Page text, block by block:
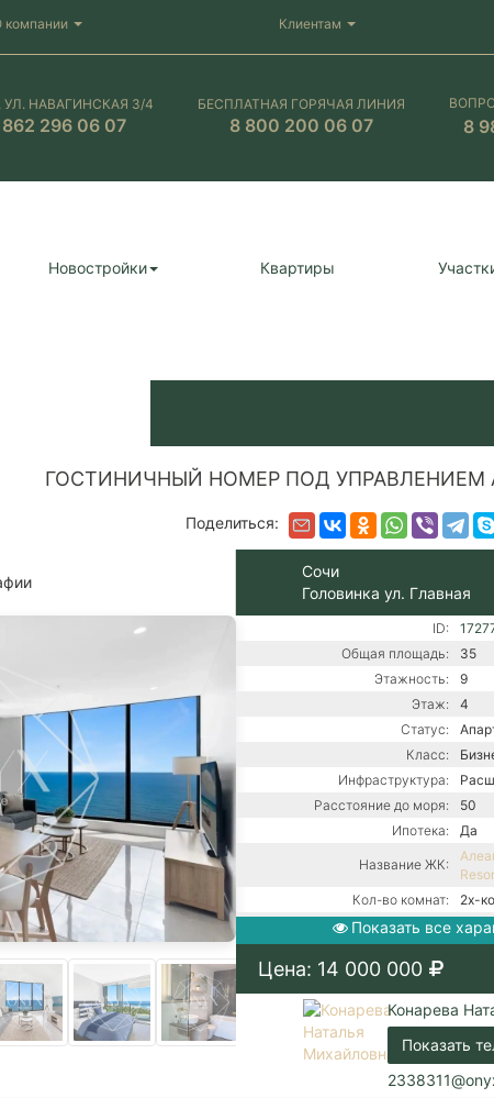
компании Клиентам
НАВАГИНСКАЯ 3/4
862 296 06 07
БЕСПЛАТНАЯ ГОРЯЧАЯ ЛИНИЯ
8 800 200 06 07 8
Новостройки Квартиры
ГОСТИНИЧНЫЙ НОМЕР ПОД УПРАВЛЕНИЕМ
Поделиться:
Сочи
Головинка ул. Главная
ID:
Общая площадь:
35
Этажность:
9
Этаж:
4
Статус:
Класс:
Инфраструктура:
Расстояние до моря:
50
Ипотека:
Да
Название ЖК:
Кол-во комнат:
2х-
Тип дома:
Вид из окон:
На
Ремонт:
Есть
Коммуникации:
Парковка:
Показать все
Цена: 14 000 000
Конарева
Показать